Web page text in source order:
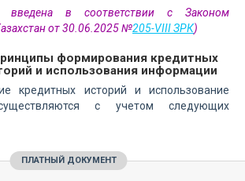
введена в соответствии с Законом
от 30.06.2025 №205-VIII ЗРК)
формирования кредитных
и использования информации
кредитных историй и использование
с учетом следующих
ПЛАТНЫЙ ДОКУМЕНТ